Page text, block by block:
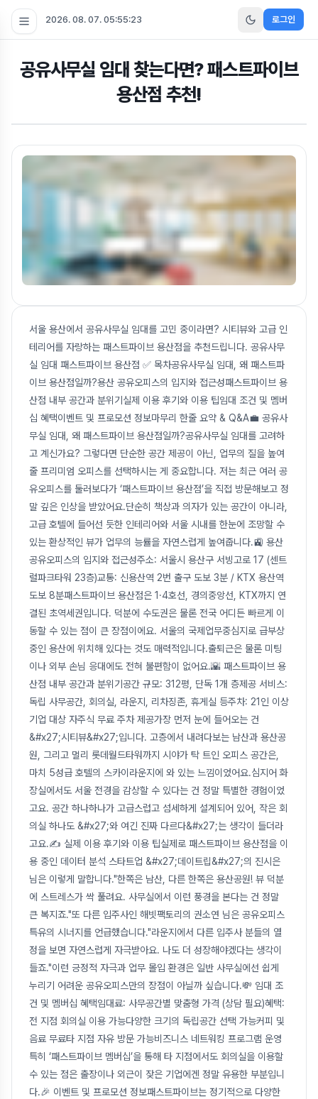
2026. 08. 07. 05:55:25 로그인
공유사무실 임대 찾는다면? 패스트파이브
용산점 추천!
서울 용산에서 공유사무실 임대를 고민 중이라면? 시티뷰와 고급 인
테리어를 자랑하는 패스트파이브 용산점을 추천드립니다. 공유사무
실 임대 패스트파이브 용산점 ✅ 목차공유사무실 임대, 왜 패스트파
이브 용산점일까?용산 공유오피스의 입지와 접근성패스트파이브 용
산점 내부 공간과 분위기실제 이용 후기와 이용 팁임대 조건 및 멤버
십 혜택이벤트 및 프로모션 정보마무리 한줄 요약 & Q&A💼 공유사
무실 임대, 왜 패스트파이브 용산점일까?공유사무실 임대를 고려하
고 계신가요? 그렇다면 단순한 공간 제공이 아닌, 업무의 질을 높여
줄 프리미엄 오피스를 선택하시는 게 중요합니다. 저는 최근 여러 공
유오피스를 둘러보다가 ‘패스트파이브 용산점’을 직접 방문해보고 정
말 깊은 인상을 받았어요.단순히 책상과 의자가 있는 공간이 아니라,
고급 호텔에 들어선 듯한 인테리어와 서울 시내를 한눈에 조망할 수
있는 환상적인 뷰가 업무의 능률을 자연스럽게 높여줍니다.🚉 용산
공유오피스의 입지와 접근성주소: 서울시 용산구 서빙고로 17 (센트
럴파크타워 23층)교통: 신용산역 2번 출구 도보 3분 / KTX 용산역
도보 8분패스트파이브 용산점은 1·4호선, 경의중앙선, KTX까지 연
결된 초역세권입니다. 덕분에 수도권은 물론 전국 어디든 빠르게 이
동할 수 있는 점이 큰 장점이에요. 서울의 국제업무중심지로 급부상
중인 용산에 위치해 있다는 것도 매력적입니다.출퇴근은 물론 미팅
이나 외부 손님 응대에도 전혀 불편함이 없어요.🌇 패스트파이브 용
산점 내부 공간과 분위기공간 규모: 312평, 단독 1개 층제공 서비스:
독립 사무공간, 회의실, 라운지, 리차징존, 휴게실 등주차: 21인 이상
기업 대상 자주식 무료 주차 제공가장 먼저 눈에 들어오는 건
&#x27;시티뷰&#x27;입니다. 고층에서 내려다보는 남산과 용산공
원, 그리고 멀리 롯데월드타워까지 시야가 탁 트인 오피스 공간은,
마치 5성급 호텔의 스카이라운지에 와 있는 느낌이었어요.심지어 화
장실에서도 서울 전경을 감상할 수 있다는 건 정말 특별한 경험이었
고요. 공간 하나하나가 고급스럽고 섬세하게 설계되어 있어, 작은 회
의실 하나도 &#x27;와 여긴 진짜 다르다&#x27;는 생각이 들더라
고요.✍️ 실제 이용 후기와 이용 팁실제로 패스트파이브 용산점을 이
용 중인 데이터 분석 스타트업 &#x27;데이트립&#x27;의 진시은
님은 이렇게 말합니다."한쪽은 남산, 다른 한쪽은 용산공원! 뷰 덕분
에 스트레스가 싹 풀려요. 사무실에서 이런 풍경을 본다는 건 정말
큰 복지죠."또 다른 입주사인 해빗팩토리의 권소연 님은 공유오피스
특유의 시너지를 언급했습니다."라운지에서 다른 입주사 분들의 열
정을 보면 자연스럽게 자극받아요. 나도 더 성장해야겠다는 생각이
들죠."이런 긍정적 자극과 업무 몰입 환경은 일반 사무실에선 쉽게
누리기 어려운 공유오피스만의 장점이 아닐까 싶습니다.💸 임대 조
건 및 멤버십 혜택임대료: 사무공간별 맞춤형 가격 (상담 필요)혜택:
전 지점 회의실 이용 가능다양한 크기의 독립공간 선택 가능커피 및
음료 무료타 지점 자유 방문 가능비즈니스 네트워킹 프로그램 운영
특히 ‘패스트파이브 멤버십’을 통해 타 지점에서도 회의실을 이용할
수 있는 점은 출장이나 외근이 잦은 기업에겐 정말 유용한 부분입니
다.🎉 이벤트 및 프로모션 정보패스트파이브는 정기적으로 다양한